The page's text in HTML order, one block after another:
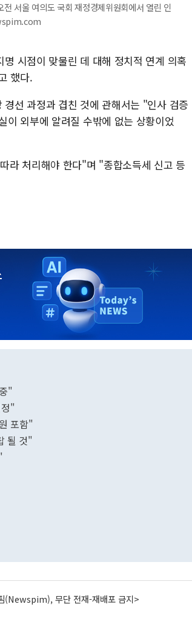
서울 여의도 국회 재정경제위원회에서 열린 인
시점이 맞물린 데 대해 정치적 연계 의혹
했다.
선 과정과 겹친 것에 관해서는 "인사 검증
이 외부에 알려질 수밖에 없는 상황이었
라 처리해야 한다"며 "종합소득세 신고 등
"
"
포함"
될 것"
(Newspim), 무단 전재-재배포 금지>